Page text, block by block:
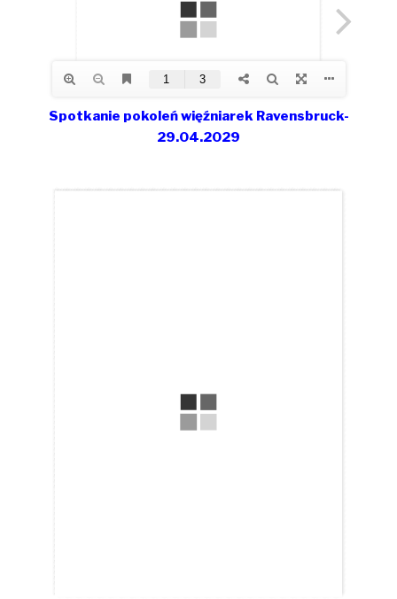
Spotkanie pokoleń więźniarek Ravensbruck-
29.04.2029